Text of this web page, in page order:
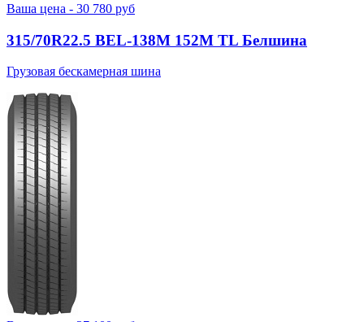
Ваша цена - 30 780 руб
315/70R22.5 BEL-138М 152M TL Белшина
Грузовая бескамерная шина